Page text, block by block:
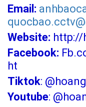
Email:
Website: http://
Facebook:
ht
Tiktok:
Youtube: